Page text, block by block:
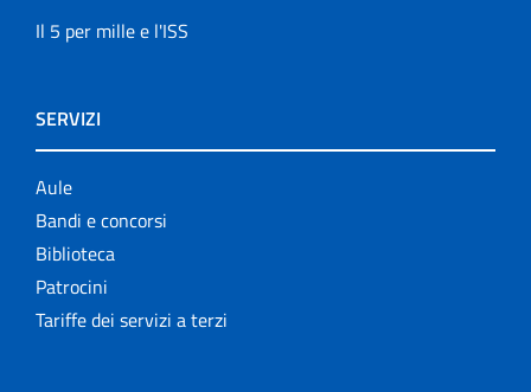
Il 5 per mille e l'ISS
SERVIZI
Aule
Bandi e concorsi
Biblioteca
Patrocini
Tariffe dei servizi a terzi